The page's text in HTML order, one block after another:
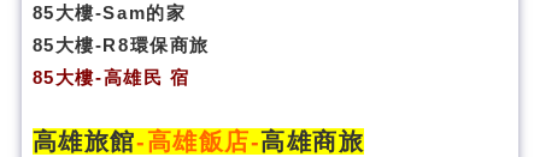
85大樓-Sam的家
85大樓-R8環保商旅
85大樓-高雄民 宿
高雄旅館-高雄飯店-高雄商旅